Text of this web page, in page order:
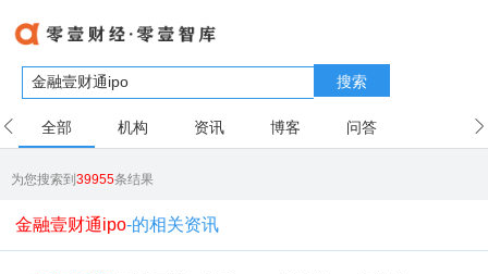
搜索
全部 机构 资讯 博客 问答
为您搜索到39955条结果
金融壹财通ipo-的相关资讯